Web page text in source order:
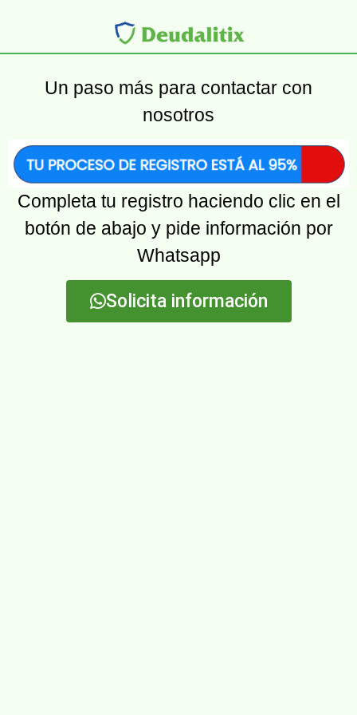
Un paso más para contactar con
nosotros
Completa tu registro haciendo clic en el
botón de abajo y pide información por
Whatsapp
Solicita información